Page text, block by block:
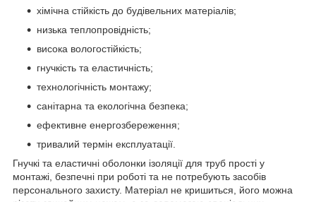
хімічна стійкість до будівельних матеріалів;
низька теплопровідність;
висока вологостійкість;
гнучкість та еластичність;
технологічність монтажу;
санітарна та екологічна безпека;
ефективне енергозбереження;
тривалий термін експлуатації.
Гнучкі та еластичні оболонки ізоляції для труб прості у
монтажі, безпечні при роботі та не потребують засобів
персонального захисту. Матеріал не кришиться, його можна